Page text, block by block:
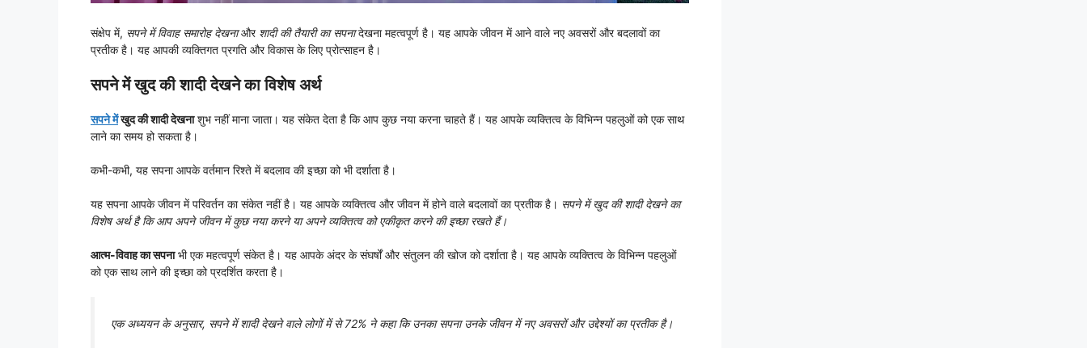
संक्षेप में, सपने में विवाह समारोह देखनाऔर शादी की तैयारी का सपनादेखना महत्वपूर्ण है। यह आपके जीवन में आने वाले नए अवसरों और बदलावों का
प्रतीक है। यह आपकी व्यक्तिगत प्रगति और विकास के लिए प्रोत्साहन है।
सपने में खुद की शादी देखने का विशेष अर्थ
सपने मेंखुद की शादी देखनाशुभ नहीं माना जाता। यह संकेत देता है कि आप कुछ नया करना चाहते हैं। यह आपके व्यक्तित्व के विभिन्न पहलुओं को एक साथ
लाने का समय हो सकता है।
कभी-कभी, यह सपना आपके वर्तमान रिश्ते में बदलाव की इच्छा को भी दर्शाता है।
यह सपना आपके जीवन में परिवर्तन का संकेत नहीं है। यह आपके व्यक्तित्व और जीवन में होने वाले बदलावों का प्रतीक है। सपने में खुद की शादी देखने का
विशेष अर्थ है कि आप अपने जीवन में कुछ नया करने या अपने व्यक्तित्व को एकीकृत करने की इच्छा रखते हैं।
आत्म-विवाह का सपनाभी एक महत्वपूर्ण संकेत है। यह आपके अंदर के संघर्षों और संतुलन की खोज को दर्शाता है। यह आपके व्यक्तित्व के विभिन्न पहलुओं
को एक साथ लाने की इच्छा को प्रदर्शित करता है।
एक अध्ययन के अनुसार, सपने में शादी देखने वाले लोगों में से 72% ने कहा कि उनका सपना उनके जीवन में नए अवसरों और उद्देश्यों का प्रतीक है।